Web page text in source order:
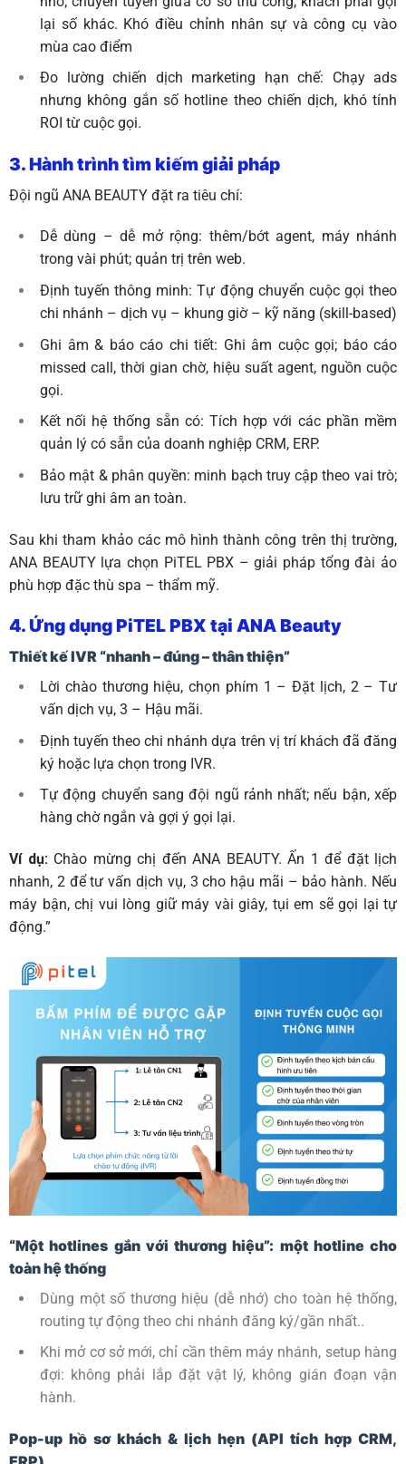
lại số khác. Khó điều chỉnh nhân sự và công cụ vào
mùa cao điểm
Đo lường chiến dịch marketing hạn chế: Chạy ads
nhưng không gắn số hotline theo chiến dịch, khó tính
ROI từ cuộc gọi.
3. Hành trình tìm kiếm giải pháp
Đội ngũ ANA BEAUTY đặt ra tiêu chí:
Dễ dùng – dễ mở rộng: thêm/bớt agent, máy nhánh
trong vài phút; quản trị trên web.
Định tuyến thông minh: Tự động chuyển cuộc gọi theo
chi nhánh – dịch vụ – khung giờ – kỹ năng (skill-based)
Ghi âm & báo cáo chi tiết: Ghi âm cuộc gọi; báo cáo
missed call, thời gian chờ, hiệu suất agent, nguồn cuộc
gọi.
Kết nối hệ thống sẵn có: Tích hợp với các phần mềm
quản lý có sẵn của doanh nghiệp CRM, ERP.
Bảo mật & phân quyền: minh bạch truy cập theo vai trò;
lưu trữ ghi âm an toàn.
Sau khi tham khảo các mô hình thành công trên thị trường,
ANA BEAUTY lựa chọn PiTEL PBX – giải pháp tổng đài ảo
phù hợp đặc thù spa – thẩm mỹ.
4. Ứng dụng PiTEL PBX tại ANA Beauty
Thiết kế IVR “nhanh – đúng – thân thiện”
Lời chào thương hiệu, chọn phím 1 – Đặt lịch, 2 – Tư
vấn dịch vụ, 3 – Hậu mãi.
Định tuyến theo chi nhánh dựa trên vị trí khách đã đăng
ký hoặc lựa chọn trong IVR.
Tự động chuyển sang đội ngũ rảnh nhất; nếu bận, xếp
hàng chờ ngắn và gợi ý gọi lại.
Ví dụ: Chào mừng chị đến ANA BEAUTY. Ấn 1 để đặt lịch
nhanh, 2 để tư vấn dịch vụ, 3 cho hậu mãi – bảo hành. Nếu
máy bận, chị vui lòng giữ máy vài giây, tụi em sẽ gọi lại tự
động.”
“Một hotlines gắn với thương hiệu”: một hotline cho
toàn hệ thống
Dùng một số thương hiệu (dễ nhớ) cho toàn hệ thống,
routing tự động theo chi nhánh đăng ký/gần nhất..
Khi mở cơ sở mới, chỉ cần thêm máy nhánh, setup hàng
đợi: không phải lắp đặt vật lý, không gián đoạn vận
hành.
Pop-up hồ sơ khách & lịch hẹn (API tích hợp CRM,